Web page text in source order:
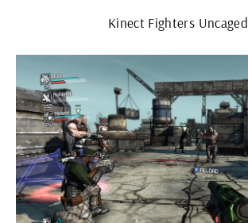
Kinect Fighters Uncaged